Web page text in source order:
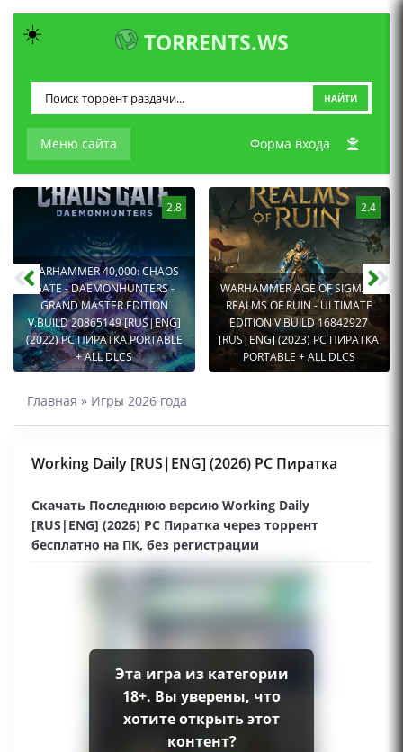
TORRENTS.WS
Меню сайта
НАЙТИ
Форма входа
2.8
WARHAMMER 40,000: CHAOS
GATE - DAEMONHUNTERS -
GRAND MASTER EDITION
V.BUILD 20865149 [RUS|ENG]
(2022) PC ПИРАТКА PORTABLE
+ ALL DLCS
2.4
WARHAMMER AGE OF SIGMAR:
REALMS OF RUIN - ULTIMATE
EDITION V.BUILD 16842927
[RUS|ENG] (2023) PC ПИРАТКА
PORTABLE + ALL DLCS
Главная » Игры 2026 года
Working Daily [RUS|ENG] (2026) PC Пиратка
Скачать Последнюю версию Working Daily
[RUS|ENG] (2026) PC Пиратка через торрент
бесплатно на ПК, без регистрации
Эта игра из категории
18+. Вы уверены, что
хотите открыть этот
контент?
☀️